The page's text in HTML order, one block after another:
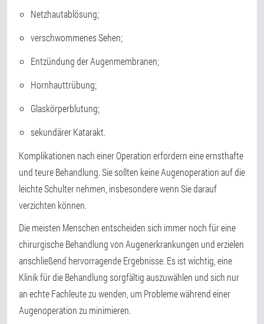
Netzhautablösung;
verschwommenes Sehen;
Entzündung der Augenmembranen;
Hornhauttrübung;
Glaskörperblutung;
sekundärer Katarakt.
Komplikationen nach einer Operation erfordern eine ernsthafte
und teure Behandlung. Sie sollten keine Augenoperation auf die
leichte Schulter nehmen, insbesondere wenn Sie darauf
verzichten können.
Die meisten Menschen entscheiden sich immer noch für eine
chirurgische Behandlung von Augenerkrankungen und erzielen
anschließend hervorragende Ergebnisse. Es ist wichtig, eine
Klinik für die Behandlung sorgfältig auszuwählen und sich nur
an echte Fachleute zu wenden, um Probleme während einer
Augenoperation zu minimieren.